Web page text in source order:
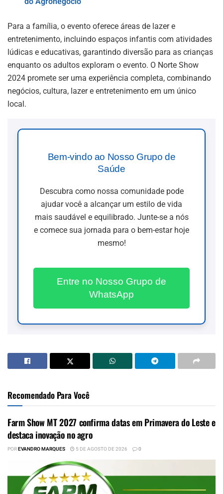
Para a família, o evento oferece áreas de lazer e
entretenimento, incluindo espaços infantis com atividades
lúdicas e educativas, garantindo diversão para as crianças
enquanto os adultos exploram o evento. O Norte Show
2024 promete ser uma experiência completa, combinando
negócios, cultura, lazer e entretenimento em um único
local.
Bem-vindo ao Nosso Grupo de
Saúde
Descubra como nossa comunidade pode
ajudar você a alcançar um estilo de vida
mais saudável e equilibrado. Junte-se a nós
e comece sua jornada para o bem-estar hoje
mesmo!
Entre no Nosso Grupo de
WhatsApp
Recomendado Para Você
Farm Show MT 2027 confirma datas em Primavera do Leste e
destaca inovação no agro
POREVANDRO MARQUES 5 DE AGOSTO DE 2026 0